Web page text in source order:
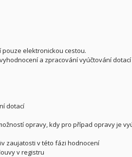
elektronickou cestou.
a zpracování vyúčtování
dotací
opravy, kdy pro případ opravy je
zaujatosti v této fázi hodnocení
v registru